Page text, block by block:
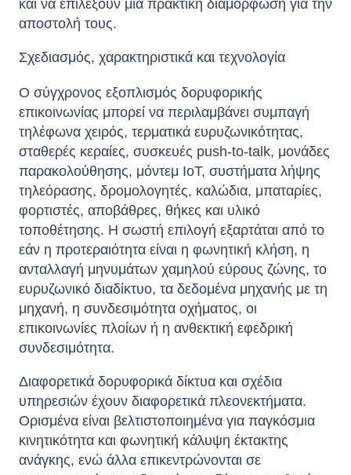
και να επιλέξουν μια πρακτική διαμόρφωση για την
αποστολή τους.
Σχεδιασμός, χαρακτηριστικά και τεχνολογία
Ο σύγχρονος εξοπλισμός δορυφορικής
επικοινωνίας μπορεί να περιλαμβάνει συμπαγή
τηλέφωνα χειρός, τερματικά ευρυζωνικότητας,
σταθερές κεραίες, συσκευές push-to-talk, μονάδες
παρακολούθησης, μόντεμ IoT, συστήματα λήψης
τηλεόρασης, δρομολογητές, καλώδια, μπαταρίες,
φορτιστές, αποβάθρες, θήκες και υλικό
τοποθέτησης. Η σωστή επιλογή εξαρτάται από το
εάν η προτεραιότητα είναι η φωνητική κλήση, η
ανταλλαγή μηνυμάτων χαμηλού εύρους ζώνης, το
ευρυζωνικό διαδίκτυο, τα δεδομένα μηχανής με τη
μηχανή, η συνδεσιμότητα οχήματος, οι
επικοινωνίες πλοίων ή η ανθεκτική εφεδρική
συνδεσιμότητα.
Διαφορετικά δορυφορικά δίκτυα και σχέδια
υπηρεσιών έχουν διαφορετικά πλεονεκτήματα.
Ορισμένα είναι βελτιστοποιημένα για παγκόσμια
κινητικότητα και φωνητική κάλυψη έκτακτης
ανάγκης, ενώ άλλα επικεντρώνονται σε